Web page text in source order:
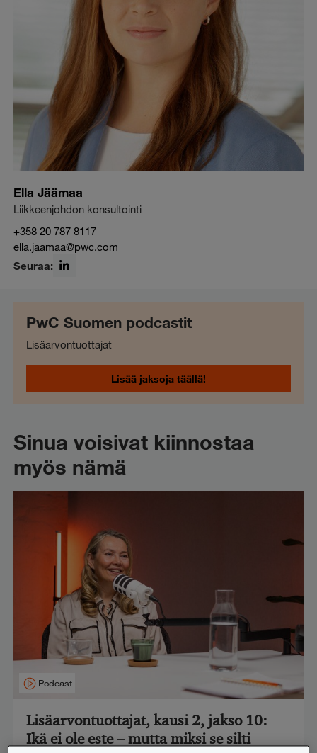
Ella Jäämaa
Liikkeenjohdon konsultointi
+358 20 787 8117
ella.jaamaa@pwc.com
Seuraa:
PwC Suomen podcastit
Lisäarvontuottajat
Lisää jaksoja täällä!
Sinua voisivat kiinnostaa
myös nämä
Podcast
Lisäarvontuottajat, kausi 2, jakso 10:
Ikä ei ole este – mutta miksi se silti